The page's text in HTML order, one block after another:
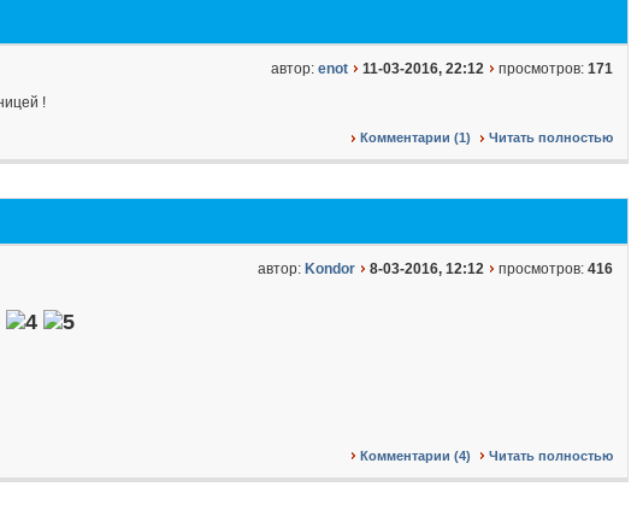
автор: enot 11-03-2016, 22:12 просмотров: 171
Комментарии (1) Читать полностью
автор: Kondor 8-03-2016, 12:12 просмотров: 416
Комментарии (4) Читать полностью